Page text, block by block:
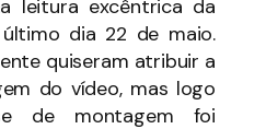
leitura excêntrica da
dia 22 de maio.
quiseram atribuir a
do vídeo, mas logo
de montagem foi